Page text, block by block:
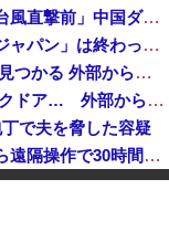
中国「大洪水！」三峡ダム「大雨で増水（台風直撃前」中国ダム「緊急放流！」中国鉄道「列車が走行中に流される」中国避難所「支援物資は有料です」謎の勢力「え」→
韓国人の対日好感度が過去最高に、「ノージャパン」は終わった？＝ネット「中国より100倍いい」
中国Zbtlink製ルーター20機種にバックドア見つかる 外部から完全制御のおそれ
中国企業Zbtlink製のルーター20機種にバックドア… 外部から完全制御のおそれ
で夫を脅した容疑
中国人のリウさん、新エネ車で国境越えたら遠隔操作で30時間ロックされる！
中国「大洪水！」中国ダム「決壊」地元民「公式発表より死者多い！」中国政府「住民拘束！（安否不明」中国当局「救助隊動画も削除」台風13号「三峡ダム接近中」→